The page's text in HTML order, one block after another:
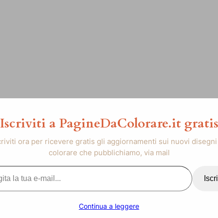
Iscriviti a PagineDaColorare.it gratis
ora per ricevere gratis gli aggiornamenti sui nuovi disegni
colorare che pubblichiamo, via mail
Continua a leggere